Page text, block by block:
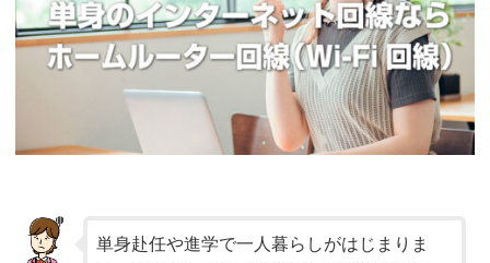
単身赴任や進学で一人暮らしがはじまりま